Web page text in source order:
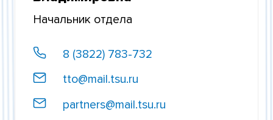
Начальник отдела
8 (3822) 783-732
tto@mail.tsu.ru
partners@mail.tsu.ru